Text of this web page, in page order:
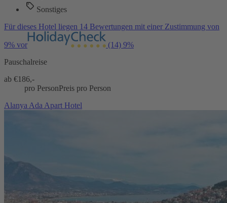
Sonstiges
Für dieses Hotel liegen 14 Bewertungen mit einer Zustimmung von
9% vor (14) 9%
Pauschalreise
ab €186,-
pro PersonPreis pro Person
Alanya Ada Apart Hotel